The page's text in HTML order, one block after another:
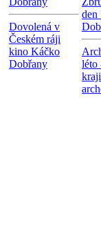
Dovolená v
Českém ráji
kino Káčko
Dobřany
den
léto